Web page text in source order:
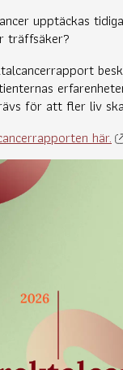
upptäckas
träffsäker?
för att fler liv
här.